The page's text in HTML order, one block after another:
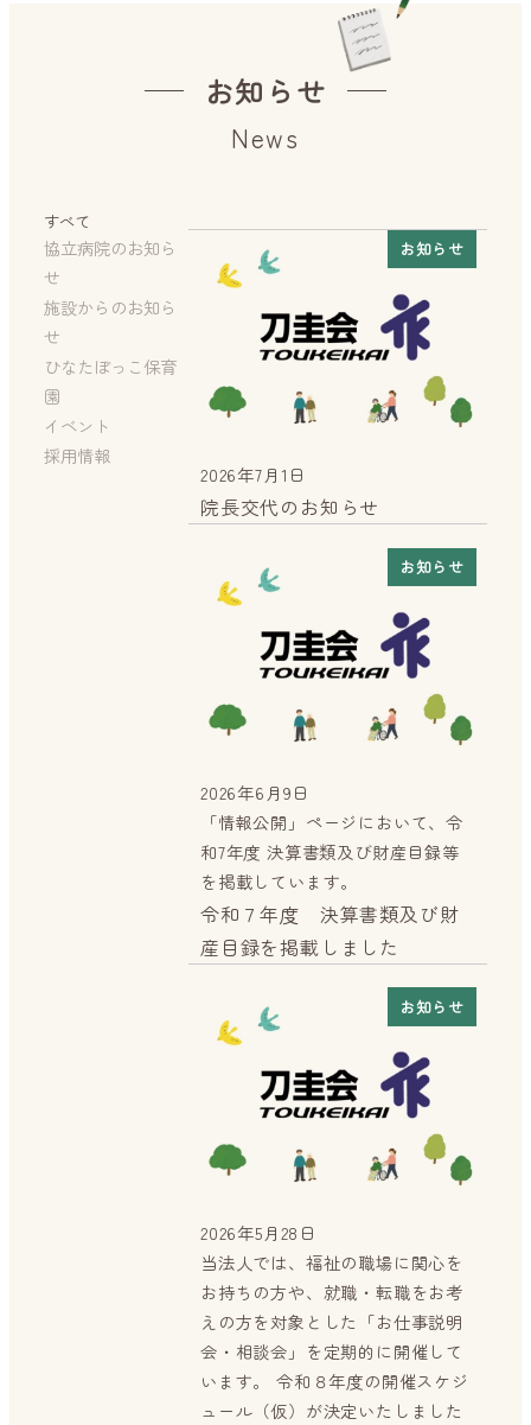
お知らせ
News
すべて
協立病院のお知ら
せ
施設からのお知ら
せ
ひなたぼっこ保育
園
イベント
採用情報
お知らせ
院長交代のお知らせ
投稿日
2026年7月1日
お知らせ
令和７年度 決算書類及び財
産目録を掲載しました
「情報公開」ページにおいて、令
和7年度 決算書類及び財産目録等
を掲載しています。
投稿日
2026年6月9日
お知らせ
当法人では、福祉の職場に関心を
お持ちの方や、就職・転職をお考
えの方を対象とした「お仕事説明
会・相談会」を定期的に開催して
います。 令和８年度の開催スケジ
ュール（仮）が決定いたしました
投稿日
2026年5月28日